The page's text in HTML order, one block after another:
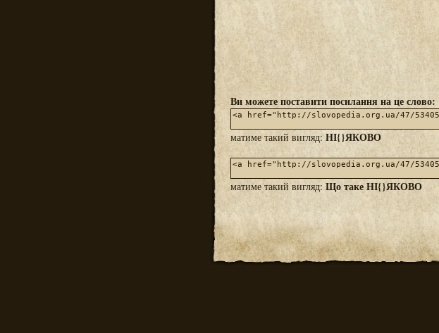
Ви можете поставити посилання на це слово:
матиме такий вигляд:НІ{}ЯКОВО
матиме такий вигляд: Що таке НІ{}ЯКОВО